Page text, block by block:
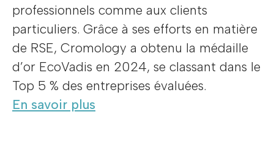
professionnels comme aux clients
particuliers. Grâce à ses efforts en matière
de RSE, Cromology a obtenu la médaille
d’or EcoVadis en 2024, se classant dans le
Top 5 % des entreprises évaluées.
En savoir plus